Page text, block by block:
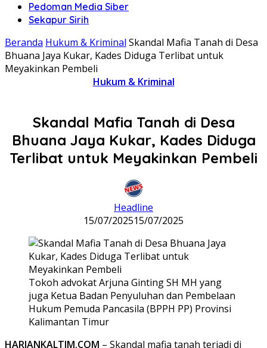
Pedoman Media Siber
Sekapur Sirih
Beranda Hukum & Kriminal Skandal Mafia Tanah di Desa
Bhuana Jaya Kukar, Kades Diduga Terlibat untuk
Meyakinkan Pembeli
Hukum & Kriminal
Skandal Mafia Tanah di Desa
Bhuana Jaya Kukar, Kades Diduga
Terlibat untuk Meyakinkan Pembeli
Headline
15/07/202515/07/2025
Tokoh advokat Arjuna Ginting SH MH yang
juga Ketua Badan Penyuluhan dan Pembelaan
Hukum Pemuda Pancasila (BPPH PP) Provinsi
Kalimantan Timur
HARIANKALTIM.COM – Skandal mafia tanah terjadi di